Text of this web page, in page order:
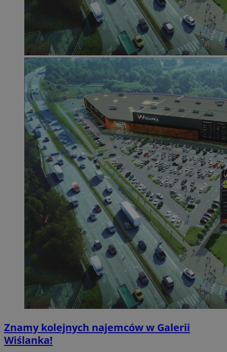
Znamy kolejnych najemców w Galerii
Wiślanka!